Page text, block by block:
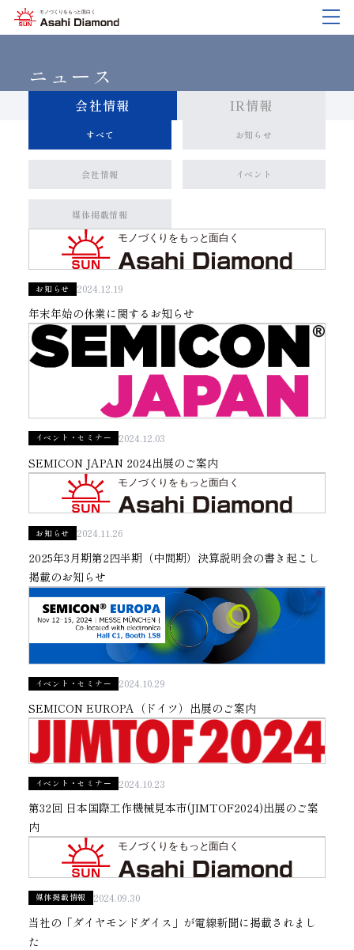
企業情報
旭ダイヤについて
ご挨拶
沿⾰
活動拠点
ダイヤの輪
会社概要
役員紹介
事業紹介
マルチステークホルダー
製品紹介
業種から探す
工具の種類から探す
加工方法から探す
ワークから探す
製品検索
技術情報
ダイヤモンド工具・
教えて！研削工具
トラブルシューティング
ご使用上の注意
各製品の安全な取扱いについて
研究開発
研究開発について
対外発表一覧
イノベーションストーリー
サステナビリティ
サステナビリティ
サステナビリティポリシー
コーポレート・ガバナンス
マテリアリティ
リスクマネジメント（BCM）
品質への取り組み
環境への取り組み
人材育成
サステナビリティブックレット
IR 情報
株式に関する諸手続き
財務ハイライト
メッセージ
IRカレンダー
ディスクロージャーポリシー
ニュース
会社情報 IR情報
すべて お知らせ
会社情報 イベント
媒体掲載情報
お知らせ 2024.12.19
年末年始の休業に関するお知らせ
イベント・セミナー 2024.12.03
SEMICON JAPAN 2024出展のご案内
お知らせ 2024.11.26
2025年3月期第2四半期（中間期）決算説明会の書き起こし
掲載のお知らせ
イベント・セミナー 2024.10.29
SEMICON EUROPA（ドイツ）出展のご案内
イベント・セミナー 2024.10.23
第32回 日本国際工作機械見本市(JIMTOF2024)出展のご案
内
媒体掲載情報 2024.09.30
当社の「ダイヤモンドダイス」が電線新聞に掲載されまし
た